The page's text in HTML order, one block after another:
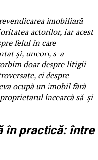
imobiliară
actorilor, iar acest
felul în care
și, uneori, s-a
doar despre litigii
ci despre
ocupă un imobil fără
încearcă să-și
în practică: între